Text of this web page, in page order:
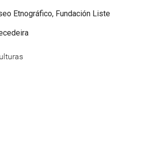
Etnográfico, Fundación Liste